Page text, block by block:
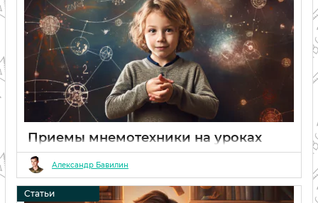
Приемы мнемотехники на уроках
русского языка: эффективное
использование
06 02 2024 0
Александр Бавилин
Статьи